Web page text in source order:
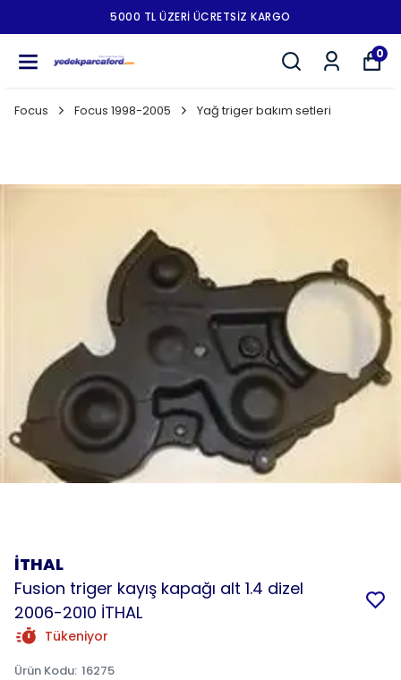
5000 TL ÜZERI ÜCRETSIZ KARGO
0
Focus Focus 1998-2005 Yağ triger bakım setleri
İTHAL
Fusion triger kayış kapağı alt 1.4 dizel
2006-2010 İTHAL
Tükeniyor
Ürün Kodu: 16275